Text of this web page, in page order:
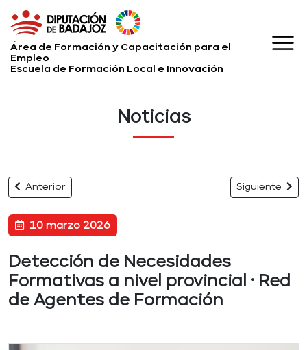
Área de Formación y Capacitación para el
Empleo
Escuela de Formación Local e Innovación
Noticias
Anterior Siguiente
10 marzo 2026
Detección de Necesidades
Formativas a nivel provincial · Red
de Agentes de Formación